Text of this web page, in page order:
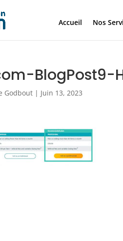
Accueil Nos
BlogPost9-
Godbout | Juin 13, 2023